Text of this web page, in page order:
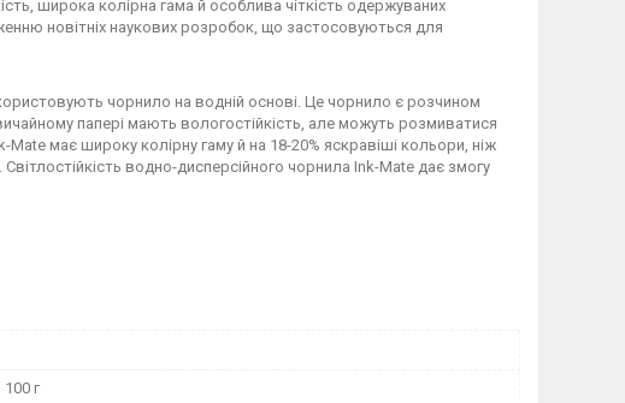
широка колірна гама й особлива чіткість одержуваних
новітніх наукових розробок, що застосовуються для
чорнило на водній основі. Це чорнило є розчином
папері мають вологостійкість, але можуть розмиватися
має широку колірну гаму й на 18-20% яскравіші кольори, ніж
водно-дисперсійного чорнила Ink-Mate дає змогу
100 г